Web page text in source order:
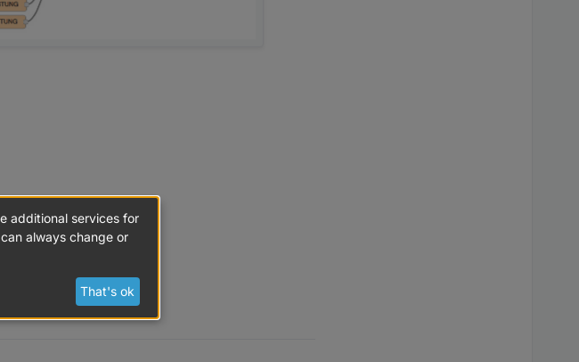
additional services for
always change or
That's ok